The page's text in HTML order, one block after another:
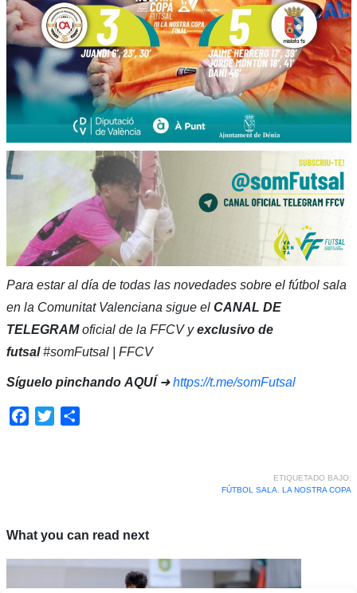
Para estar al día de todas las novedades sobre el fútbol sala
en la Comunitat Valenciana sigue el CANAL DE
TELEGRAMoficial de la FFCV yexclusivo de
futsal#somFutsal | FFCV
Síguelo pinchando AQUÍ➜https://t.me/somFutsal
Facebook
Twitter
ETIQUETADO BAJO:
FÚTBOL SALA
LA NOSTRA COPA
What you can read next